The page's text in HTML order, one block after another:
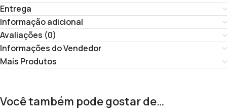
Entrega
Informação adicional
Avaliações (0)
Informações do Vendedor
Mais Produtos
Você também pode gostar de…